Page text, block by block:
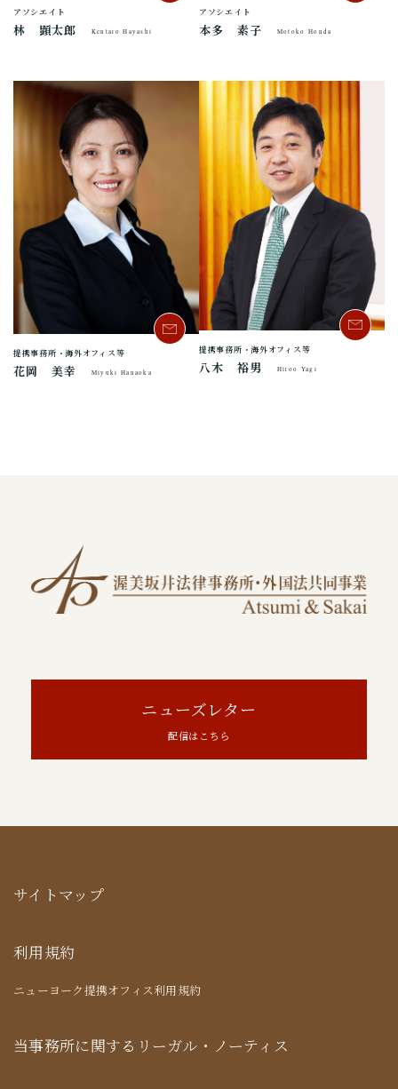
アソシエイト
林 顕太郎 Kentaro Hayashi
アソシエイト
本多 素子 Motoko Honda
提携事務所・海外オフィス等
花岡 美幸 Miyuki Hanaoka
提携事務所・海外オフィス等
八木 裕男 Hiroo Yagi
ニューズレター
配信はこちら
サイトマップ
利用規約
ニューヨーク提携オフィス利用規約
当事務所に関するリーガル・ノーティス